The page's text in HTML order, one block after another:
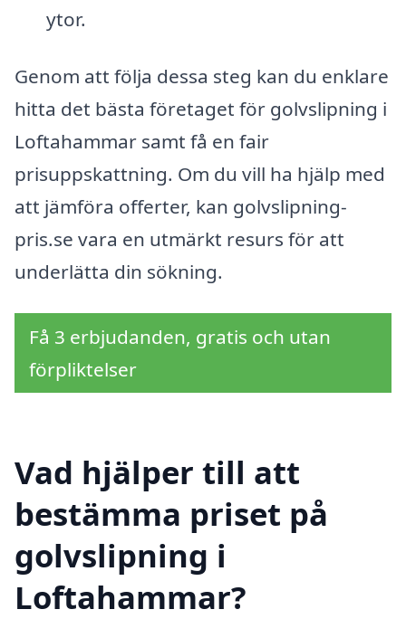
ytor.
Genom att följa dessa steg kan du enklare
hitta det bästa företaget för golvslipning i
Loftahammar samt få en fair
prisuppskattning. Om du vill ha hjälp med
att jämföra offerter, kan golvslipning-
pris.se vara en utmärkt resurs för att
underlätta din sökning.
Få 3 erbjudanden, gratis och utan
förpliktelser
Vad hjälper till att
bestämma priset på
golvslipning i
Loftahammar?